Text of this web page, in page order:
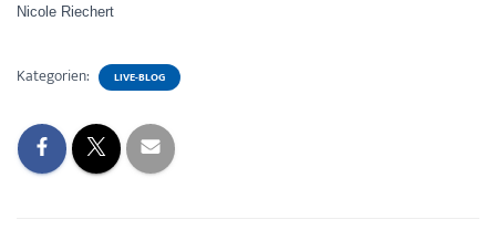
Nicole Riechert
Kategorien: LIVE-BLOG